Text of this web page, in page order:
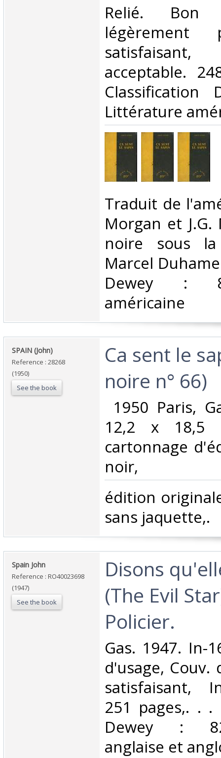
Relié. Bon
légèrement
acceptable.
Classification
Littérature
‎Traduit de
Morgan et J.G.
noire sous
Marcel
Dewey :
américaine‎
‎SPAIN (John) ‎
Reference : 28268
(1950)
See the book
‎Ca sent le
noire n° 66)‎
1950 Paris,
12,2 x 18,5
cartonnage
noir, ‎
‎édition
sans jaquette,. ‎
‎Spain John‎
Reference : RO40023698
(1947)
See the book
‎Disons
(The Evil
Policier.‎
‎Gas. 1947. In-
d'usage, Couv.
satisfaisant,
251 pages,. . .
Dewey :
anglaise et